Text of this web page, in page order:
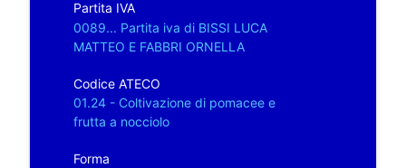
Partita IVA
0089... Partita iva di BISSI LUCA
MATTEO E FABBRI ORNELLA
Codice ATECO
01.24 - Coltivazione di pomacee e
frutta a nocciolo
Forma